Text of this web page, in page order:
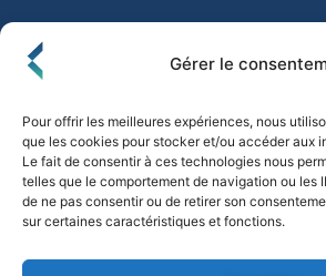
Gérer le
Pour offrir les meilleures expériences, nous
que les cookies pour stocker et/ou accéder aux
Le fait de consentir à ces technologies nous
telles que le comportement de navigation ou les
de ne pas consentir ou de retirer son
sur certaines caractéristiques et fonctions.
Politique de Confidentialité et de Cookies
© 2026 FLO & CO. All Rights